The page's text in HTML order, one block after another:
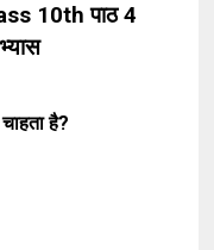
10th पाठ 4
है?